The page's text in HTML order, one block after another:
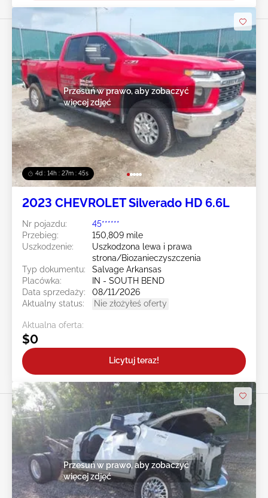
4d : 14h : 27m : 43s
Przesuń w prawo, aby zobaczyć
więcej zdjęć
2023 CHEVROLET Silverado HD 6.6L
Nr pojazdu:
45******
Przebieg:
150,809 mile
Uszkodzenie:
Uszkodzona lewa i prawa
strona/Biozanieczyszczenia
Typ dokumentu:
Salvage Arkansas
Placówka:
IN - SOUTH BEND
Data sprzedaży:
08/11/2026
Aktualny status:
Nie złożyłeś oferty
Aktualna oferta:
$0
Licytuj teraz!
Przesuń w prawo, aby zobaczyć
więcej zdjęć